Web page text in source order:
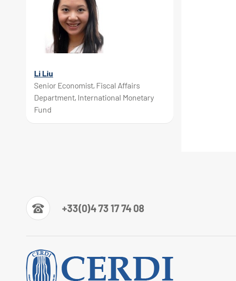
Li Liu
Senior Economist, Fiscal Affairs
Department, International Monetary
Fund
+33(0)4 73 17 74 08